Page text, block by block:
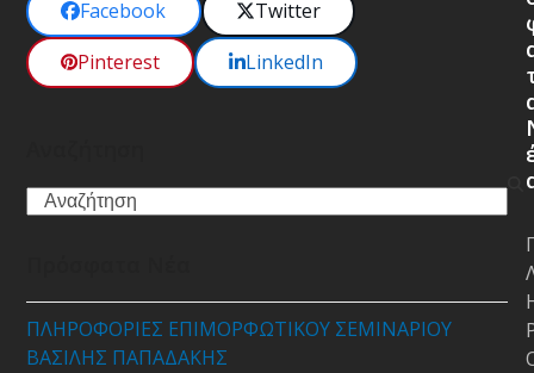
Facebook
Twitter
Pinterest
LinkedIn
Search
ΠΛΗΡΟΦΟΡΙΕΣ ΕΠΙΜΟΡΦΩΤΙΚΟΥ ΣΕΜΙΝΑΡΙΟΥ
ΒΑΣΙΛΗΣ ΠΑΠΑΔΑΚΗΣ